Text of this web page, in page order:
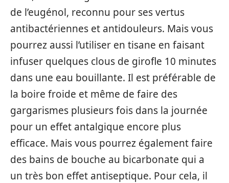
de l’eugénol, reconnu pour ses vertus
antibactériennes et antidouleurs. Mais vous
pourrez aussi l’utiliser en tisane en faisant
infuser quelques clous de girofle 10 minutes
dans une eau bouillante. Il est préférable de
la boire froide et même de faire des
gargarismes plusieurs fois dans la journée
pour un effet antalgique encore plus
efficace. Mais vous pourrez également faire
des bains de bouche au bicarbonate qui a
un très bon effet antiseptique. Pour cela, il